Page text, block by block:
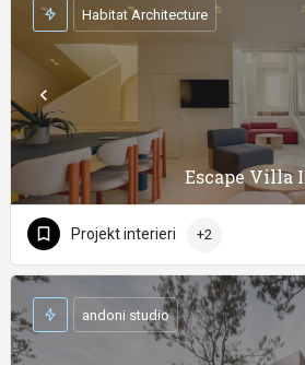
Escape Villa
Habitat Architecture
Projekt interieri +2
andoni studio